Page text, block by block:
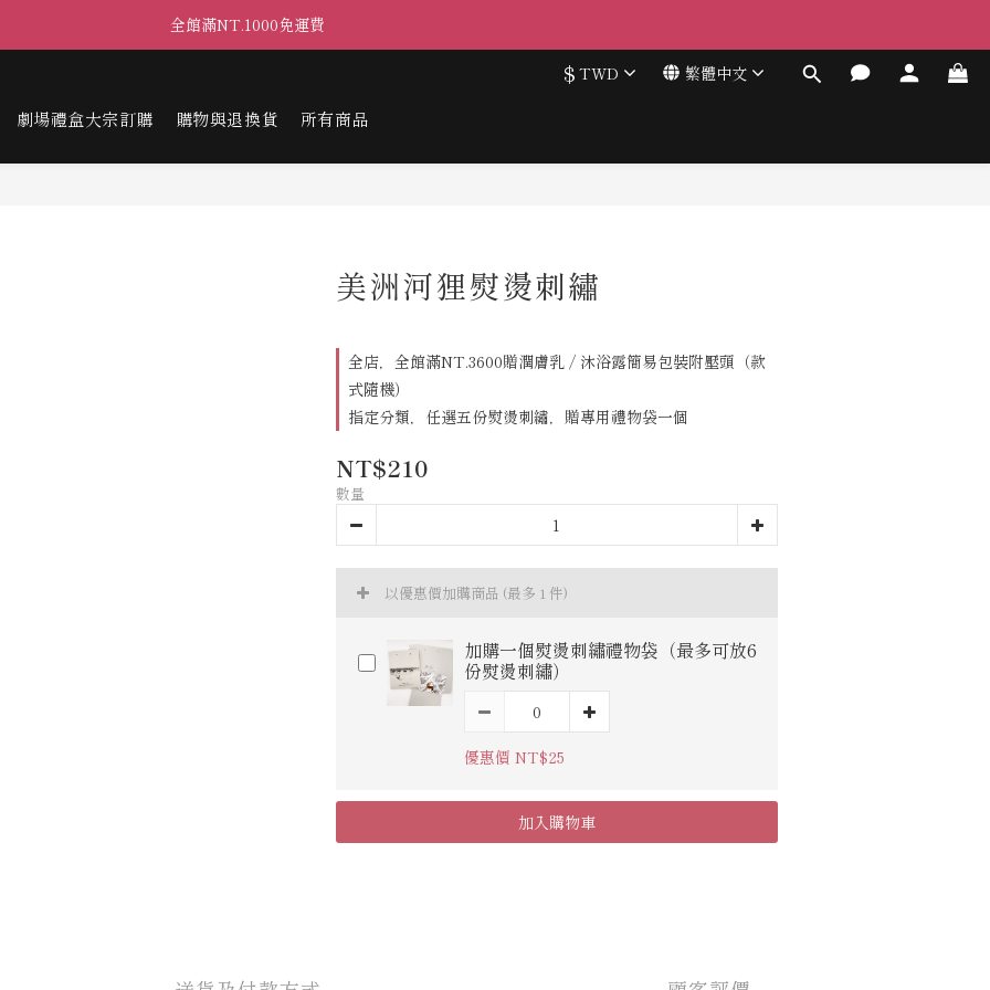
全館滿NT.1000免運費
$ TWD 繁體中文
劇場禮盒大宗訂購 購物與退換貨 所有商品
美洲河狸熨燙刺繡
全店，全館滿NT.3600贈潤膚乳 / 沐浴露簡易包裝附壓頭（款
式隨機）
指定分類，任選五份熨燙刺繡，贈專用禮物袋一個
NT$210
數量
以優惠價加購商品 (最多 1 件)
加購一個熨燙刺繡禮物袋（最多可放6
份熨燙刺繡）
優惠價 NT$25
加入購物車